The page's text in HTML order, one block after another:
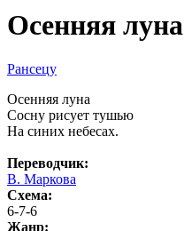
Осенняя луна
Рансецу
Осенняя луна
Сосну рисует тушью
На синих небесах.
Переводчик:
В. Маркова
Схема:
6-7-6
Жанр: